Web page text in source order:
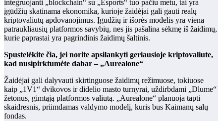
integruojanti „blockchain“ su „Esports“ tuo pačiu metu, tai yra
įgūdžių skatinama ekonomika, kurioje žaidėjai gali gauti realų
kriptovaliutų apdovanojimus. Įgūdžių ir išorės modelis yra viena
patraukliausių platformos savybių, nes jis pašalina sėkmę iš žaidimų,
kurie paprastai yra pagrindinis žaidimų šaltinis.
Spustelėkite čia, jei norite apsilankyti geriausioje kriptovaliute,
kad nusipirktumėte dabar – „Aurealone“
Žaidėjai gali dalyvauti skirtinguose žaidimų režimuose, tokiuose
kaip „1V1“ dvikovos ir didelio masto turnyrai, uždirbdami „Dlume“
žetonus, gimtąją platformos valiutą. „Aurealone“ planuoja tapti
skaidresnis, priimdamas valdymo modelį, kuris bus Kaimanų salų
fondas.